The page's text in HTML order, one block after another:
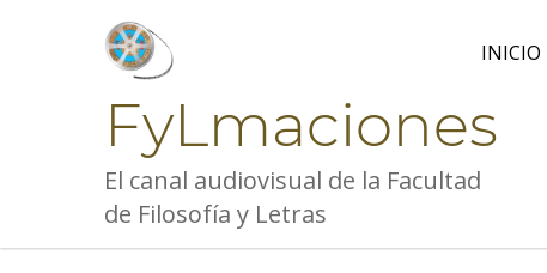
FyLmaciones
El canal audiovisual de la Facultad
de Filosofía y Letras
INICIO